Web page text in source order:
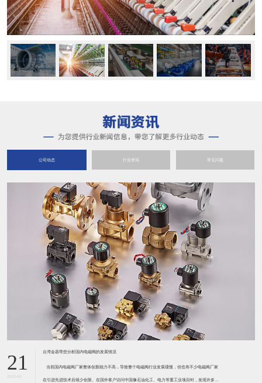
公司动态 行业资讯 常见问题
21
2021-01
台湾金器带您分析国内电磁阀的发展情况
​ 当前国内电磁阀厂家整体创新能力不高，导致整个电磁阀行业发展缓慢，但也有不少电磁阀厂家
在引进先进技术后很少创新。在国外客户访问中国像石油化工、电力等重工业项目时，发现许多项